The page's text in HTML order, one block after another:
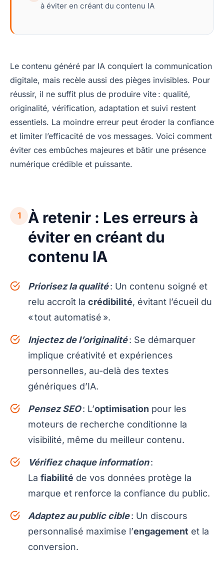
à éviter en créant du contenu IA
Le contenu généré par IA conquiert la communication
digitale, mais recèle aussi des pièges invisibles. Pour
réussir, il ne suffit plus de produire vite : qualité,
originalité, vérification, adaptation et suivi restent
essentiels. La moindre erreur peut éroder la confiance
et limiter l’efficacité de vos messages. Voici comment
éviter ces embûches majeures et bâtir une présence
numérique crédible et puissante.
1
À retenir : Les erreurs à
éviter en créant du
contenu IA
Priorisez la qualité: Un contenu soigné et
relu accroît la crédibilité, évitant l’écueil du
« tout automatisé ».
Injectez de l’originalité: Se démarquer
implique créativité et expériences
personnelles, au-delà des textes
génériques d’IA.
Pensez SEO: L’optimisation pour les
moteurs de recherche conditionne la
visibilité, même du meilleur contenu.
Vérifiez chaque information:
La fiabilité de vos données protège la
marque et renforce la confiance du public.
Adaptez au public cible: Un discours
personnalisé maximise l’engagement et la
conversion.